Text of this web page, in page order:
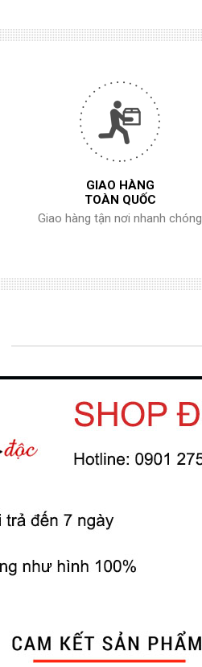
GIAO HÀNG
TOÀN QUỐC
Giao hàng tận nơi nhanh chóng